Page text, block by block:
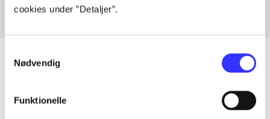
cookies under ”Detaljer”.
Nødvendig
Funktionelle
Artikler